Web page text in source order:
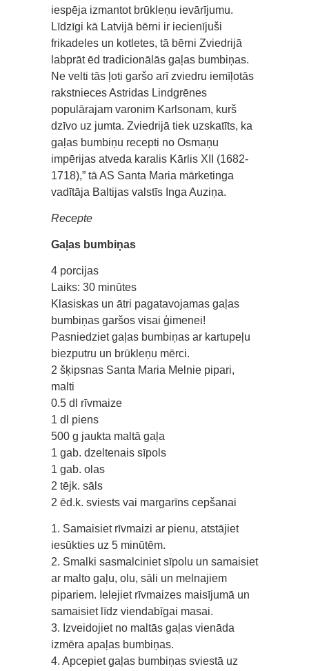
iespēja izmantot brūkleņu ievārījumu.
Līdzīgi kā Latvijā bērni ir iecienījuši
frikadeles un kotletes, tā bērni Zviedrijā
labprāt ēd tradicionālās gaļas bumbiņas.
Ne velti tās ļoti garšo arī zviedru iemīļotās
rakstnieces Astridas Lindgrēnes
populārajam varonim Karlsonam, kurš
dzīvo uz jumta. Zviedrijā tiek uzskatīts, ka
gaļas bumbiņu recepti no Osmaņu
impērijas atveda karalis Kārlis XII (1682-
1718),” tā AS Santa Maria mārketinga
vadītāja Baltijas valstīs Inga Auziņa.
Recepte
Gaļas bumbiņas
4 porcijas
Laiks: 30 minūtes
Klasiskas un ātri pagatavojamas gaļas
bumbiņas garšos visai ģimenei!
Pasniedziet gaļas bumbiņas ar kartupeļu
biezputru un brūkleņu mērci.
2 šķipsnas Santa Maria Melnie pipari,
malti
0.5 dl rīvmaize
1 dl piens
500 g jaukta maltā gaļa
1 gab. dzeltenais sīpols
1 gab. olas
2 tējk. sāls
2 ēd.k. sviests vai margarīns cepšanai
1. Samaisiet rīvmaizi ar pienu, atstājiet
iesūkties uz 5 minūtēm.
2. Smalki sasmalciniet sīpolu un samaisiet
ar malto gaļu, olu, sāli un melnajiem
pipariem. Ielejiet rīvmaizes maisījumā un
samaisiet līdz viendabīgai masai.
3. Izveidojiet no maltās gaļas vienāda
izmēra apaļas bumbiņas.
4. Apcepiet gaļas bumbiņas sviestā uz